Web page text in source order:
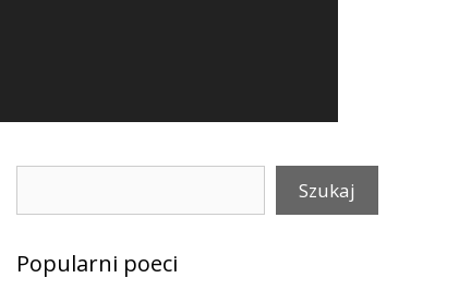
Szukaj
Popularni poeci